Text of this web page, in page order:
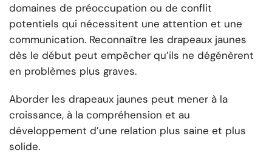
domaines de préoccupation ou de conflit
potentiels qui nécessitent une attention et une
communication. Reconnaître les drapeaux jaunes
dès le début peut empêcher qu’ils ne dégénèrent
en problèmes plus graves.
Aborder les drapeaux jaunes peut mener à la
croissance, à la compréhension et au
développement d’une relation plus saine et plus
solide.